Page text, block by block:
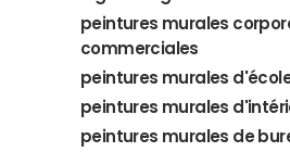
peintures murales
commerciales
peintures murales
peintures murales
peintures murales de